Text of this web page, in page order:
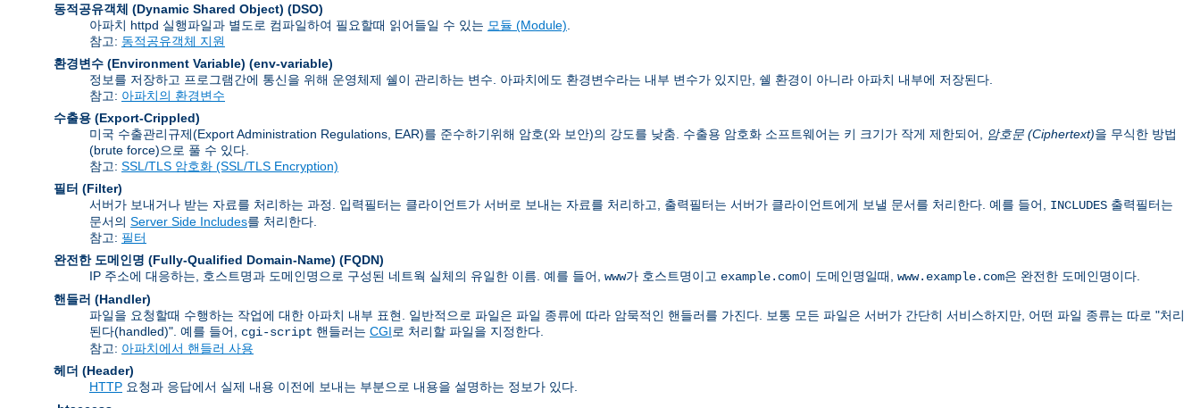
동적공유객체 (Dynamic Shared Object) (DSO)
아파치 httpd 실행파일과 별도로 컴파일하여 필요할때 읽어들일 수 있는 모듈 (Module)
참고: 동적공유객체 지원
환경변수 (Environment Variable) (env-variable)
정보를 저장하고 프로그램간에 통신을 위해 운영체제 쉘이 관리하는 변수. 아파치에도 환경변수라는 내부 변수가 있지만, 쉘 환경이 아니라 아파치 내부에 저장된다.
참고: 아파치의 환경변수
수출용 (Export-Crippled)
미국 수출관리규제(Export Administration Regulations, EAR)를 준수하기위해 암호(와 보안)의 강도를 낮춤. 수출용 암호화 소프트웨어는 키 크기가 작게 제한되어,
암호문 (Ciphertext)을 무식한 방법
(brute force)으로 풀 수 있다.
참고: SSL/TLS 암호화 (SSL/TLS Encryption)
필터 (Filter)
서버가 보내거나 받는 자료를 처리하는 과정. 입력필터는 클라이언트가 서버로 보내는 자료를 처리하고, 출력필터는 서버가 클라이언트에게 보낼 문서를 처리한다. 예를 들어, INCLUDES 출력필터는
문서의 Server Side Includes를 처리한다.
참고: 필터
완전한 도메인명 (Fully-Qualified Domain-Name) (FQDN)
IP 주소에 대응하는, 호스트명과 도메인명으로 구성된 네트웍 실체의 유일한 이름. 예를 들어, www가 호스트명이고 example.com이 도메인명일때, www.example.com은 완전한 도메인명이다.
핸들러 (Handler)
파일을 요청할때 수행하는 작업에 대한 아파치 내부 표현. 일반적으로 파일은 파일 종류에 따라 암묵적인 핸들러를 가진다. 보통 모든 파일은 서버가 간단히 서비스하지만, 어떤 파일 종류는 따로 "처리
된다(handled)". 예를 들어, cgi-script 핸들러는 CGI로 처리할 파일을 지정한다.
참고: 아파치에서 핸들러 사용
헤더 (Header)
HTTP 요청과 응답에서 실제 내용 이전에 보내는 부분으로 내용을 설명하는 정보가 있다.